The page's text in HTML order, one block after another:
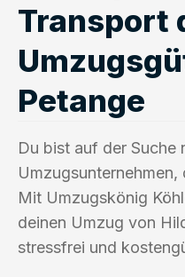
Transport
Petange
Du bist auf der Suche
Umzugsunternehmen,
Mit Umzugskönig
deinen Umzug von
stressfrei und